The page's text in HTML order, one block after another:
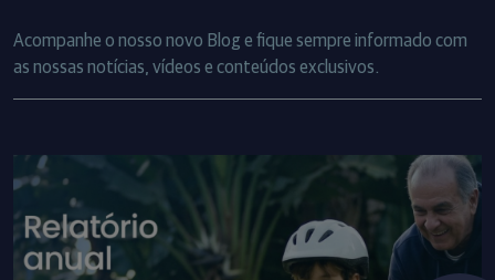
Acompanhe o nosso novo Blog e fique sempre informado com
as nossas notícias, vídeos e conteúdos exclusivos.